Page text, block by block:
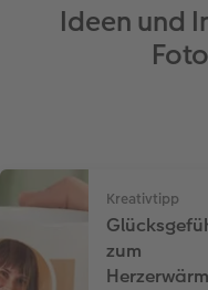
Ideen und
Kreativtipp
zum